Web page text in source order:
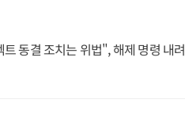
동결 조치는 위법", 해제 명령 내려